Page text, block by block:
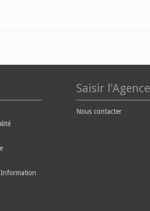
Information
Saisir l'Agence
Nous contacter